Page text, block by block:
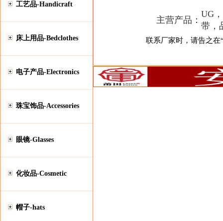
工艺品-Handicraft
床上用品-Bedclothes
电子产品-Electronics
珠宝饰品-Accessories
眼镜-Glasses
化妆品-Cosmetic
帽子-hats
主营产品：
UG
带，
联系厂家时，请告之在